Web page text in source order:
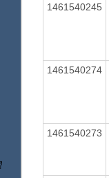
1461540245
1461540274
1461540273